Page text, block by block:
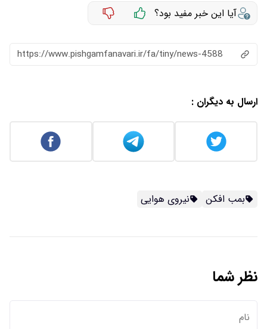
آیا این خبر مفید بود؟
https://www.pishgamfanavari.ir/fa/tiny/news-4588
ارسال به دیگران :
بمب افکن نیروی هوایی
نظر شما